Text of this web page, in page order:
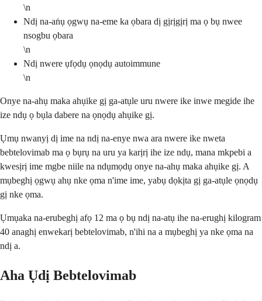
\n
Ndị na-aṅụ ọgwụ na-eme ka ọbara dị gịrịgịrị ma ọ bụ nwee
nsogbu ọbara
\n
Ndị nwere ụfọdụ ọnọdụ autoimmune
\n
Onye na-ahụ maka ahụike gị ga-atụle uru nwere ike inwe megide ihe
ize ndụ ọ bụla dabere na ọnọdụ ahụike gị.
Ụmụ nwanyị dị ime na ndị na-enye nwa ara nwere ike nweta
bebtelovimab ma ọ bụrụ na uru ya karịrị ihe ize ndụ, mana mkpebi a
kwesịrị ime mgbe niile na ndụmọdụ onye na-ahụ maka ahụike gị. A
mụbeghị ọgwụ ahụ nke ọma n'ime ime, yabụ dọkịta gị ga-atụle ọnọdụ
gị nke ọma.
Ụmụaka na-erubeghị afọ 12 ma ọ bụ ndị na-atụ ihe na-erughị kilogram
40 anaghị enwekarị bebtelovimab, n'ihi na a mụbeghị ya nke ọma na
ndị a.
Aha Ụdị Bebtelovimab